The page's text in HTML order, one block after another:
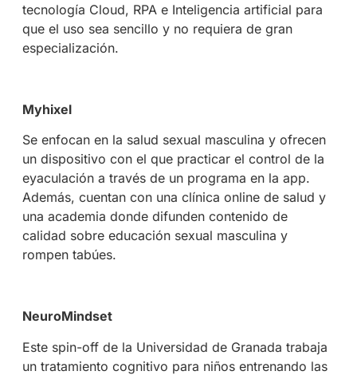
tecnología Cloud, RPA e Inteligencia artificial para
que el uso sea sencillo y no requiera de gran
especialización.
Myhixel
Se enfocan en la salud sexual masculina y ofrecen
un dispositivo con el que practicar el control de la
eyaculación a través de un programa en la app.
Además, cuentan con una clínica online de salud y
una academia donde difunden contenido de
calidad sobre educación sexual masculina y
rompen tabúes.
NeuroMindset
Este spin-off de la Universidad de Granada trabaja
un tratamiento cognitivo para niños entrenando las